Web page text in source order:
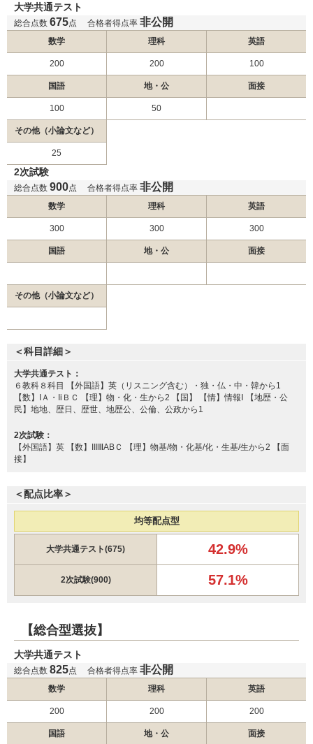
2月2日
杏林大学 群馬県地域枠
杏林大学 一般選抜
福岡大学 一般
日本医科大学 グローバル特別選抜（前期）
日本医科大学 一般（前期地域枠）
日本医科大学 地域医療枠（前期）
国際医療福祉大学 一般前期
2月3日
東海大学 一般入試
金沢医科大学 一般前期
順天堂大学 研究医特別選抜
順天堂大学 地域枠選抜
順天堂大学 前期共通テスト利用
順天堂大学 共通テスト・一般独自併用
順天堂大学 一般 (A方式)
2月4日
自治医科大学 一般
東京医科大学 共通テスト利用
東京医科大学 一般
2月5日
帝京大学 一般（茨城枠）
帝京大学 一般（新潟枠）
帝京大学 一般（群馬枠）
聖マリアンナ医科大学 一般（前期）
愛知医科大学 一般
2月6日
昭和医科大学 新潟県地域枠
昭和医科大学 茨城県地域枠
昭和医科大学 山梨県地域枠
昭和医科大学 長野県地域枠
昭和医科大学 一般選抜入試（Ⅰ期）
帝京大学 一般
帝京大学 一般（福島枠）
大学共通テスト
総合点数 675点 合格者得点率 非公開
数学 理科 英語
200 200 100
国語 地・公 面接
100 50
その他（小論文など）
25
2次試験
総合点数 900点 合格者得点率 非公開
数学 理科 英語
300 300 300
国語 地・公 面接
その他（小論文など）
＜科目詳細＞
大学共通テスト：
６教科８科目 【外国語】英（リスニング含む）・独・仏・中・韓から1
【数】IＡ・IiＢＣ 【理】物・化・生から2 【国】 【情】情報Ⅰ 【地歴・公
民】地地、歴日、歴世、地歴公、公倫、公政から1
2次試験：
【外国語】英 【数】IIIⅢABＣ 【理】物基/物・化基/化・生基/生から2 【面
接】
＜配点比率＞
均等配点型
大学共通テスト(675) 42.9%
2次試験(900) 57.1%
【総合型選抜】
大学共通テスト
総合点数 825点 合格者得点率 非公開
数学 理科 英語
200 200 200
国語 地・公 面接